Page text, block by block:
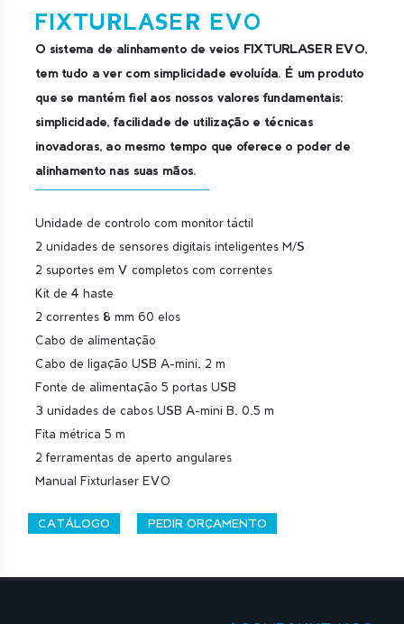
FIXTURLASER EVO
O sistema de alinhamento de veios FIXTURLASER EVO,
tem tudo a ver com simplicidade evoluída. É um produto
que se mantém fiel aos nossos valores fundamentais:
simplicidade, facilidade de utilização e técnicas
inovadoras, ao mesmo tempo que oferece o poder de
alinhamento nas suas mãos.
Unidade de controlo com monitor táctil
2 unidades de sensores digitais inteligentes M/S
2 suportes em V completos com correntes
Kit de 4 haste
2 correntes 8 mm 60 elos
Cabo de alimentação
Cabo de ligação USB A-mini, 2 m
Fonte de alimentação 5 portas USB
3 unidades de cabos USB A-mini B, 0,5 m
Fita métrica 5 m
2 ferramentas de aperto angulares
Manual Fixturlaser EVO
CATÁLOGO PEDIR ORÇAMENTO